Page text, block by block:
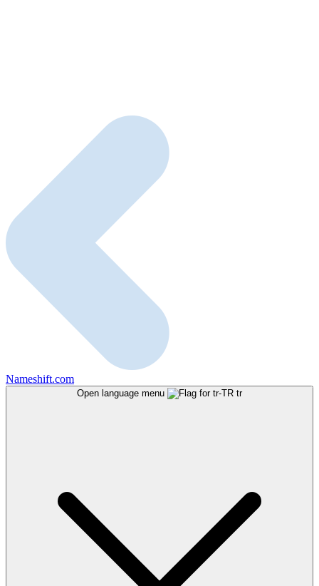
Nameshift.com
Open language menu tr